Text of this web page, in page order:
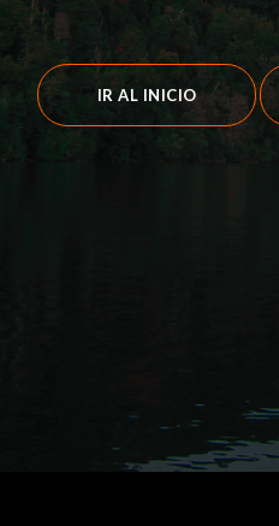
IR AL INICIO